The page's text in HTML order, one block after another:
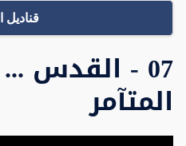
قناديل
07 - القدس
المتآمر